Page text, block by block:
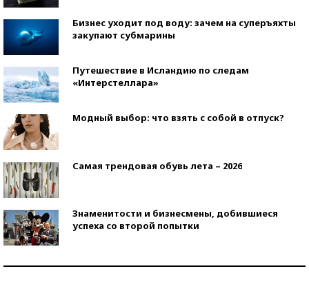
Бизнес уходит под воду: зачем на суперъяхты
закупают субмарины
Путешествие в Исландию по следам
«Интерстеллара»
Модный выбор: что взять с собой в отпуск?
Самая трендовая обувь лета – 2026
Знаменитости и бизнесмены, добившиеся
успеха со второй попытки